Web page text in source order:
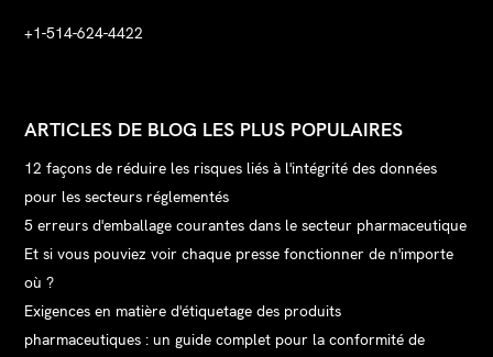
+1-514-624-4422
ARTICLES DE BLOG LES PLUS POPULAIRES
12 façons de réduire les risques liés à l'intégrité des données
pour les secteurs réglementés
5 erreurs d'emballage courantes dans le secteur pharmaceutique
Et si vous pouviez voir chaque presse fonctionner de n'importe
où ?
Exigences en matière d'étiquetage des produits
pharmaceutiques : un guide complet pour la conformité de